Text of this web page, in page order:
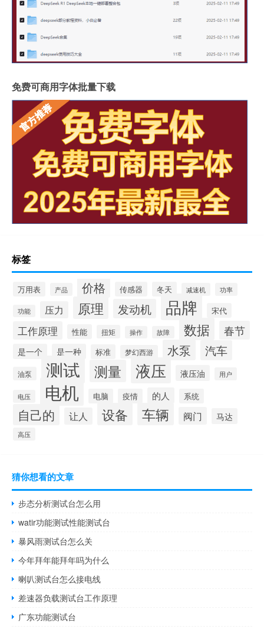
免费可商用字体批量下载
标签
万用表 产品 价格 传感器 冬天 减速机 功率
功能 压力 原理 发动机 品牌 宋代
工作原理 性能 扭矩 操作 故障 数据 春节
是一个 是一种 标准 梦幻西游 水泵 汽车
油泵 测试 测量 液压 液压油 用户
电压 电机 电脑 疫情 的人 系统
自己的 让人 设备 车辆 阀门 马达
高压
猜你想看的文章
步态分析测试台怎么用
watir功能测试性能测试台
暴风雨测试台怎么关
今年拜年能拜年吗为什么
喇叭测试台怎么接电线
差速器负载测试台工作原理
广东功能测试台